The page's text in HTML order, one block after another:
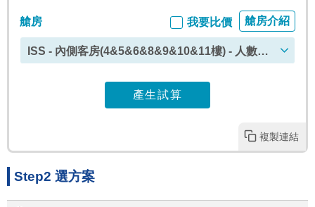
艙房 我要比價 艙房介紹
ISS - 內側客房(4&5&6&8&9&10&11樓) - 人數上
產生試算
複製連結
Step2 選方案